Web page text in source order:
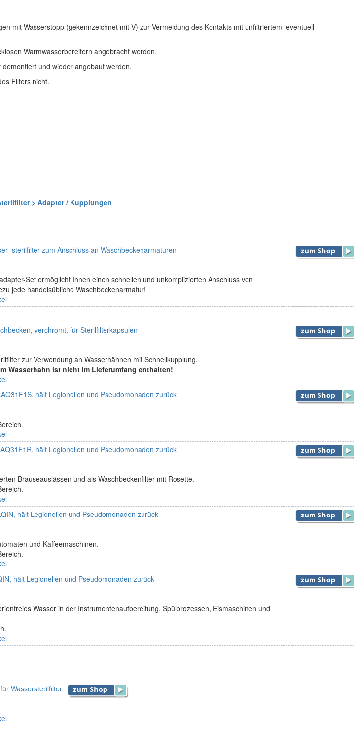
mit Wasserstopp (gekennzeichnet mit V) zur Vermeidung des Kontakts mit unfiltriertem, eventuell
Warmwasserbereitern angebracht werden.
und wieder angebaut werden.
Filters nicht.
> Adapter / Kupplungen
sterilfilter zum Anschluss an Waschbeckenarmaturen
Set ermöglicht Ihnen einen schnellen und unkomplizierten Anschluss von
jede handelsübliche Waschbeckenarmatur!
verchromt, für Sterilfilterkapsulen
zur Verwendung an Wasserhähnen mit Schnellkupplung.
Wasserhahn ist nicht im Lieferumfang enthalten!
hält Legionellen und Pseudomonaden zurück
hält Legionellen und Pseudomonaden zurück
Brauseauslässen und als Waschbeckenfilter mit Rosette.
hält Legionellen und Pseudomonaden zurück
und Kaffeemaschinen.
hält Legionellen und Pseudomonaden zurück
Wasser in der Instrumentenaufbereitung, Spülprozessen, Eismaschinen und
Wassersterilfilter